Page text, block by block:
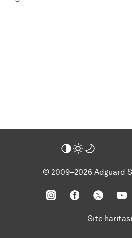
© 2009–2026 Adguard
Site haritası